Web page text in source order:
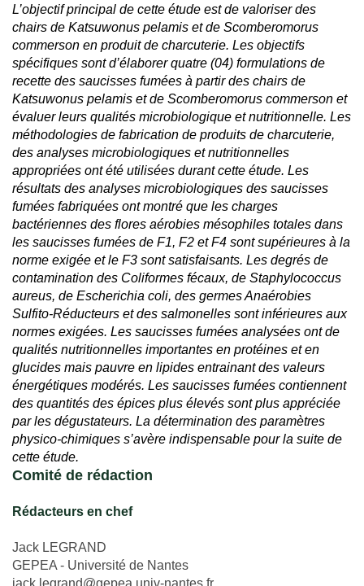
L’objectif principal de cette étude est de valoriser des
chairs de Katsuwonus pelamis et de Scomberomorus
commerson en produit de charcuterie. Les objectifs
spécifiques sont d’élaborer quatre (04) formulations de
recette des saucisses fumées à partir des chairs de
Katsuwonus pelamis et de Scomberomorus commerson et
évaluer leurs qualités microbiologique et nutritionnelle. Les
méthodologies de fabrication de produits de charcuterie,
des analyses microbiologiques et nutritionnelles
appropriées ont été utilisées durant cette étude. Les
résultats des analyses microbiologiques des saucisses
fumées fabriquées ont montré que les charges
bactériennes des flores aérobies mésophiles totales dans
les saucisses fumées de F1, F2 et F4 sont supérieures à la
norme exigée et le F3 sont satisfaisants. Les degrés de
contamination des Coliformes fécaux, de Staphylococcus
aureus, de Escherichia coli, des germes Anaérobies
Sulfito-Réducteurs et des salmonelles sont inférieures aux
normes exigées. Les saucisses fumées analysées ont de
qualités nutritionnelles importantes en protéines et en
glucides mais pauvre en lipides entrainant des valeurs
énergétiques modérés. Les saucisses fumées contiennent
des quantités des épices plus élevés sont plus appréciée
par les dégustateurs. La détermination des paramètres
physico-chimiques s’avère indispensable pour la suite de
cette étude.
Comité de rédaction
Rédacteurs en chef
Jack LEGRAND
GEPEA - Université de Nantes